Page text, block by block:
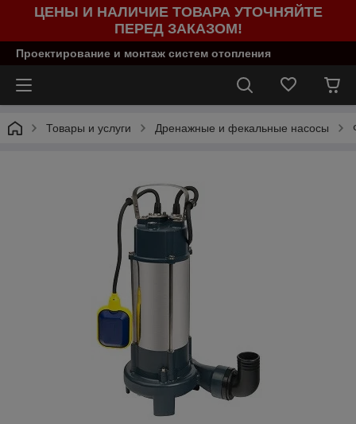
ЦЕНЫ И НАЛИЧИЕ ТОВАРА УТОЧНЯЙТЕ
ПЕРЕД ЗАКАЗОМ!
Проектирование и монтаж систем отопления
Товары и услуги Дренажные и фекальные насосы